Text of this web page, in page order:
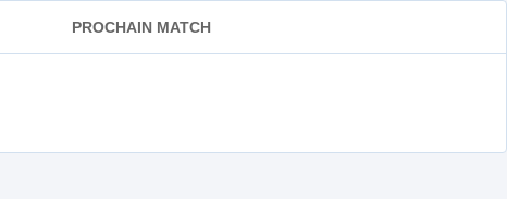
PROCHAIN MATCH